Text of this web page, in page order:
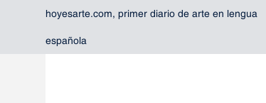
hoyesarte.com, primer diario de arte en lengua
española